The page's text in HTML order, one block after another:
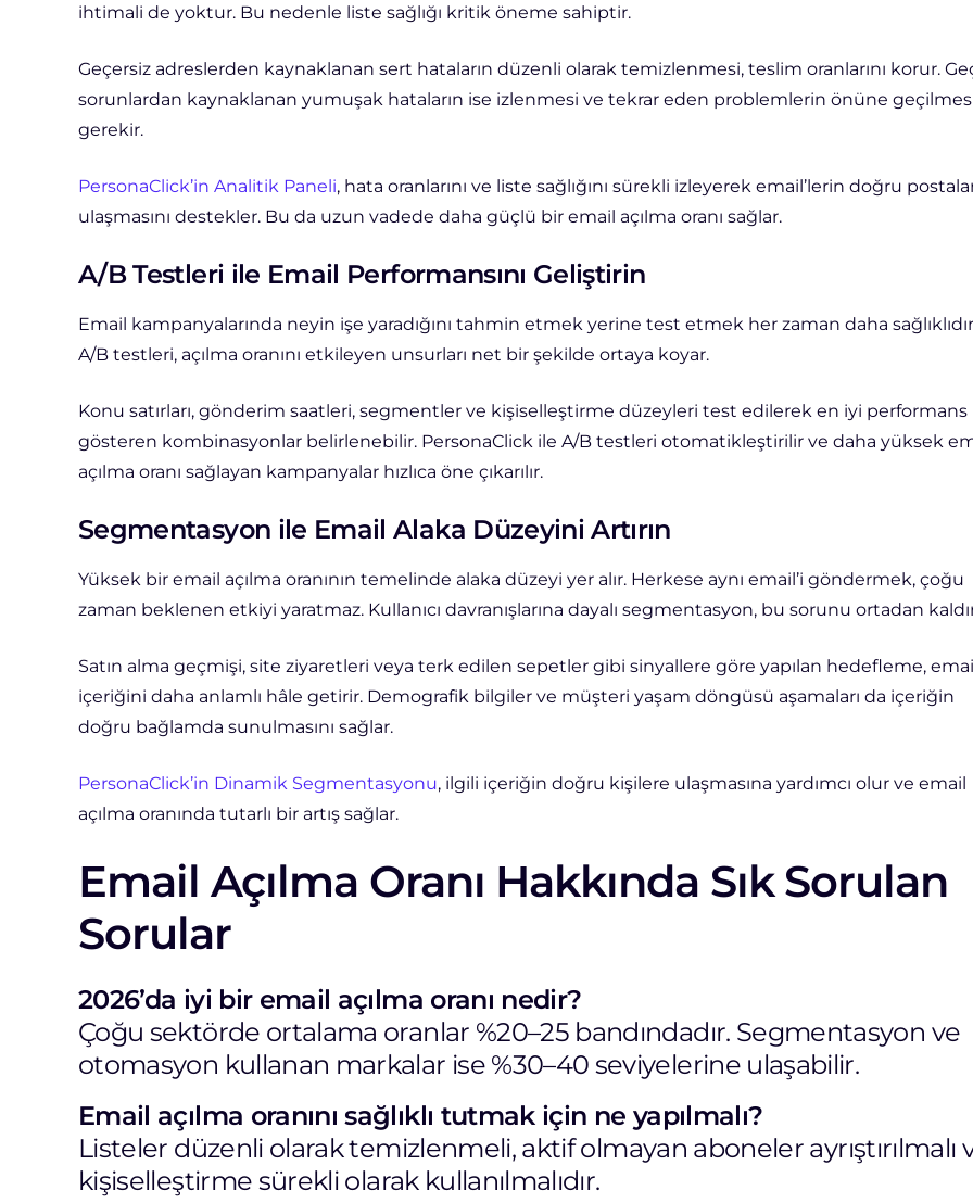
ihtimali de yoktur. Bu nedenle liste sağlığı kritik öneme sahiptir.
Geçersiz adreslerden kaynaklanan sert hataların düzenli olarak temizlenmesi, teslim oranlarını korur.
sorunlardan kaynaklanan yumuşak hataların ise izlenmesi ve tekrar eden problemlerin önüne
gerekir.
PersonaClick’in Analitik Paneli, hata oranlarını ve liste sağlığını sürekli izleyerek email’lerin doğru
ulaşmasını destekler. Bu da uzun vadede daha güçlü bir email açılma oranı sağlar.
A/B Testleri ile Email Performansını Geliştirin
Email kampanyalarında neyin işe yaradığını tahmin etmek yerine test etmek her zaman daha
A/B testleri, açılma oranını etkileyen unsurları net bir şekilde ortaya koyar.
Konu satırları, gönderim saatleri, segmentler ve kişiselleştirme düzeyleri test edilerek en iyi performans
gösteren kombinasyonlar belirlenebilir. PersonaClick ile A/B testleri otomatikleştirilir ve daha yüksek
açılma oranı sağlayan kampanyalar hızlıca öne çıkarılır.
Segmentasyon ile Email Alaka Düzeyini Artırın
Yüksek bir email açılma oranının temelinde alaka düzeyi yer alır. Herkese aynı email’i göndermek, çoğu
zaman beklenen etkiyi yaratmaz. Kullanıcı davranışlarına dayalı segmentasyon, bu sorunu ortadan
Satın alma geçmişi, site ziyaretleri veya terk edilen sepetler gibi sinyallere göre yapılan hedefleme,
içeriğini daha anlamlı hâle getirir. Demografik bilgiler ve müşteri yaşam döngüsü aşamaları da içeriğin
doğru bağlamda sunulmasını sağlar.
PersonaClick’in Dinamik Segmentasyonu, ilgili içeriğin doğru kişilere ulaşmasına yardımcı olur ve email
açılma oranında tutarlı bir artış sağlar.
Email Açılma Oranı Hakkında Sık Sorulan
Sorular
2026’da iyi bir email açılma oranı nedir?
Çoğu sektörde ortalama oranlar %20–25 bandındadır. Segmentasyon ve
otomasyon kullanan markalar ise %30–40 seviyelerine ulaşabilir.
Email açılma oranını sağlıklı tutmak için ne yapılmalı?
Listeler düzenli olarak temizlenmeli, aktif olmayan aboneler ayrıştırılmalı
kişiselleştirme sürekli olarak kullanılmalıdır.